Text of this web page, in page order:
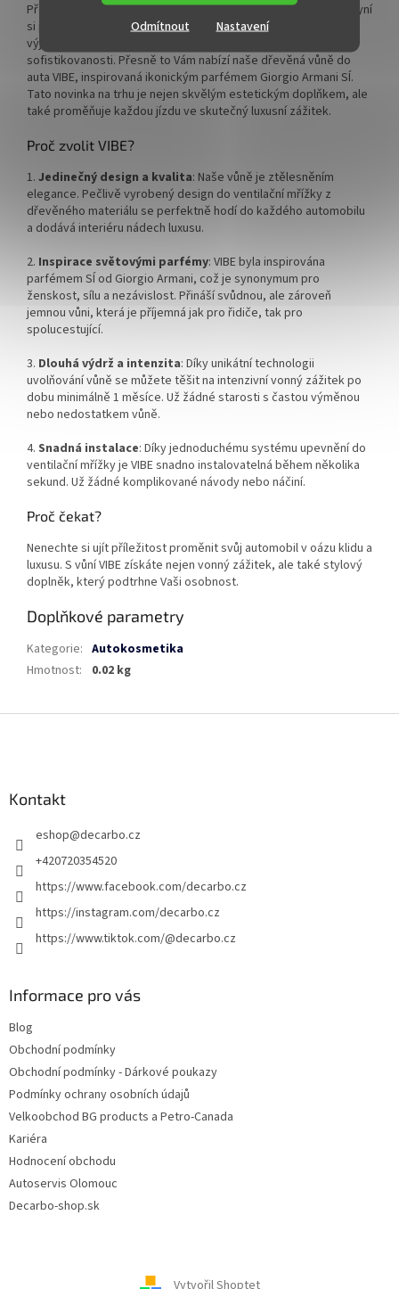
Nastavení
Odmítnout
Představte si každý den, kdy usedáte za volant svého vozu. Nyní
si představte, že každý moment za volantem se stává
výjimečným zážitkem, který Vás obklopí aurou elegance a
sofistikovanosti. Přesně to Vám nabízí naše dřevěná vůně do
auta VIBE, inspirovaná ikonickým parfémem Giorgio Armani SÍ.
Tato novinka na trhu je nejen skvělým estetickým doplňkem, ale
také proměňuje každou jízdu ve skutečný luxusní zážitek.
Proč zvolit VIBE?
1. Jedinečný design a kvalita: Naše vůně je ztělesněním
elegance. Pečlivě vyrobený design do ventilační mřížky z
dřevěného materiálu se perfektně hodí do každého automobilu
a dodává interiéru nádech luxusu.
2. Inspirace světovými parfémy: VIBE byla inspirována
parfémem SÍ od Giorgio Armani, což je synonymum pro
ženskost, sílu a nezávislost. Přináší svůdnou, ale zároveň
jemnou vůni, která je příjemná jak pro řidiče, tak pro
spolucestující.
3. Dlouhá výdrž a intenzita: Díky unikátní technologii
uvolňování vůně se můžete těšit na intenzivní vonný zážitek po
dobu minimálně 1 měsíce. Už žádné starosti s častou výměnou
nebo nedostatkem vůně.
4. Snadná instalace: Díky jednoduchému systému upevnění do
ventilační mřížky je VIBE snadno instalovatelná během několika
sekund. Už žádné komplikované návody nebo náčiní.
Proč čekat?
Nenechte si ujít příležitost proměnit svůj automobil v oázu klidu a
luxusu. S vůní VIBE získáte nejen vonný zážitek, ale také stylový
doplněk, který podtrhne Vaši osobnost.
Doplňkové parametry
Kategorie: Autokosmetika
Hmotnost: 0.02 kg
Kontakt
eshop@decarbo.cz
+420720354520
https://www.facebook.com/decarbo.cz
https://instagram.com/decarbo.cz
https://www.tiktok.com/@decarbo.cz
Informace pro vás
Blog
Obchodní podmínky
Obchodní podmínky - Dárkové poukazy
Podmínky ochrany osobních údajů
Velkoobchod BG products a Petro-Canada
Kariéra
Hodnocení obchodu
Autoservis Olomouc
Decarbo-shop.sk